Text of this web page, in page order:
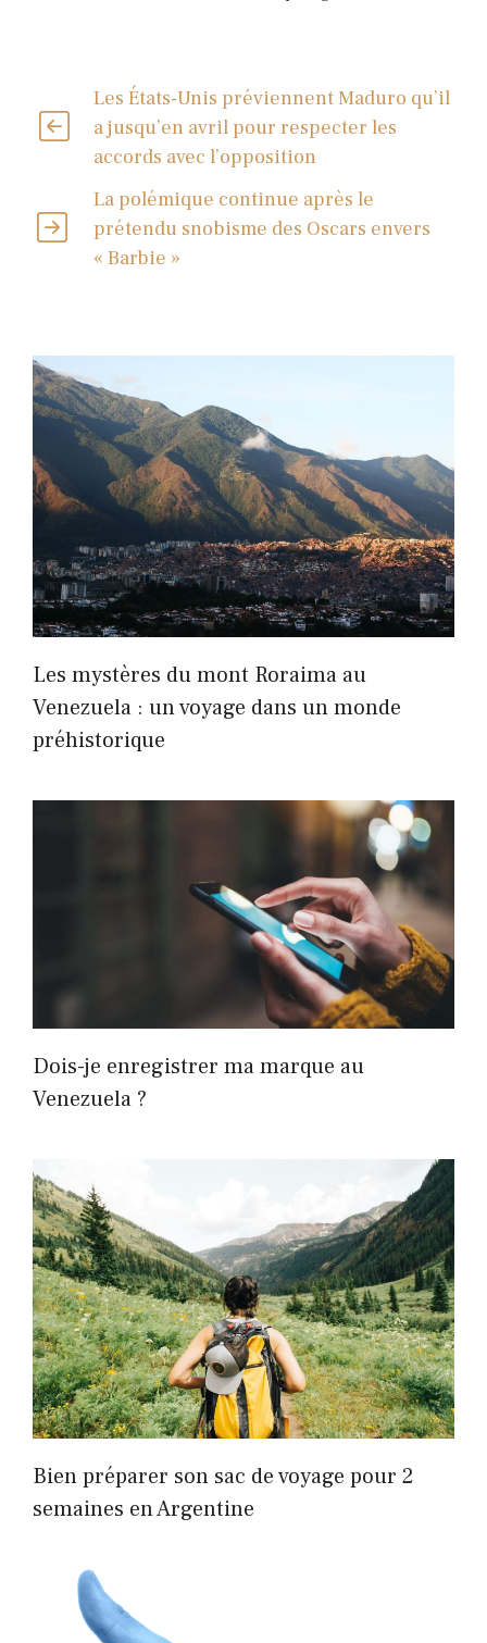
Les États-Unis préviennent Maduro qu’il
a jusqu’en avril pour respecter les
accords avec l’opposition
La polémique continue après le
prétendu snobisme des Oscars envers
« Barbie »
Les mystères du mont Roraima au
Venezuela : un voyage dans un monde
préhistorique
Dois-je enregistrer ma marque au
Venezuela ?
Bien préparer son sac de voyage pour 2
semaines en Argentine